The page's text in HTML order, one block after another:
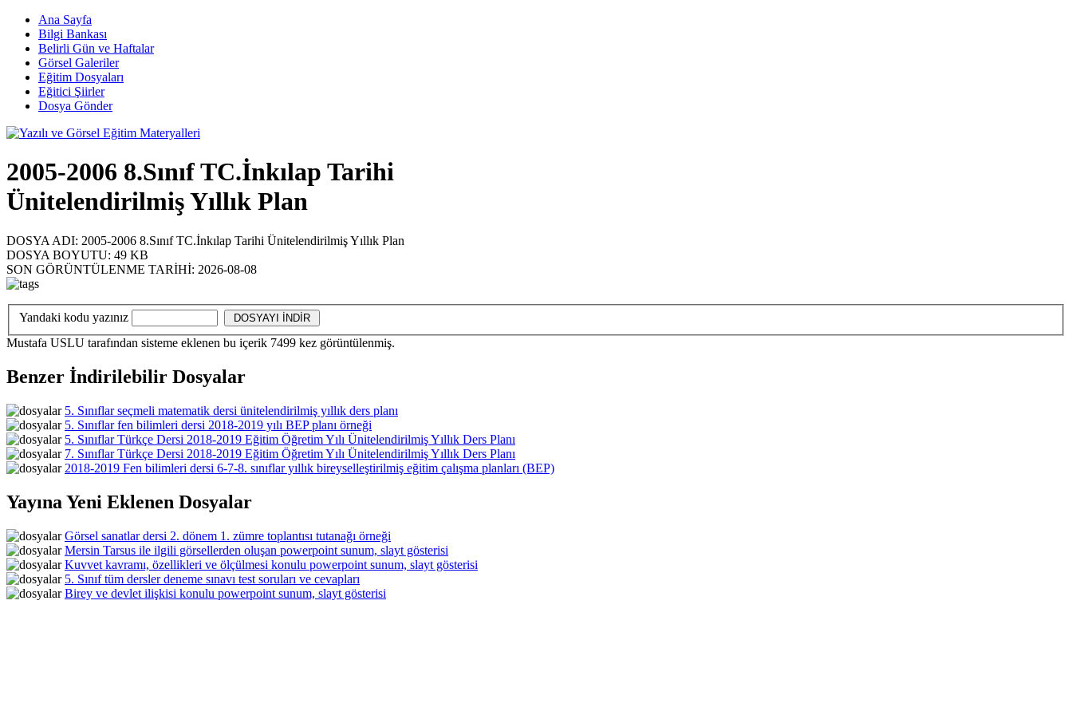
Ana Sayfa
Bilgi Bankası
Belirli Gün ve Haftalar
Görsel Galeriler
Eğitim Dosyaları
Eğitici Şiirler
Dosya Gönder
2005-2006 8.Sınıf TC.İnkılap Tarihi
Ünitelendirilmiş Yıllık Plan
DOSYA ADI: 2005-2006 8.Sınıf TC.İnkılap Tarihi Ünitelendirilmiş Yıllık Plan
DOSYA BOYUTU: 49 KB
SON GÖRÜNTÜLENME TARİHİ: 2026-08-08
Yandaki kodu yazınız
Mustafa USLU tarafından sisteme eklenen bu içerik 7499 kez görüntülenmiş.
Benzer İndirilebilir Dosyalar
5. Sınıflar seçmeli matematik dersi ünitelendirilmiş yıllık ders planı
5. Sınıflar fen bilimleri dersi 2018-2019 yılı BEP planı örneği
5. Sınıflar Türkçe Dersi 2018-2019 Eğitim Öğretim Yılı Ünitelendirilmiş Yıllık Ders Planı
7. Sınıflar Türkçe Dersi 2018-2019 Eğitim Öğretim Yılı Ünitelendirilmiş Yıllık Ders Planı
2018-2019 Fen bilimleri dersi 6-7-8. sınıflar yıllık bireyselleştirilmiş eğitim çalışma planları (BEP)
Yayına Yeni Eklenen Dosyalar
Görsel sanatlar dersi 2. dönem 1. zümre toplantısı tutanağı örneği
Mersin Tarsus ile ilgili görsellerden oluşan powerpoint sunum, slayt gösterisi
Kuvvet kavramı, özellikleri ve ölçülmesi konulu powerpoint sunum, slayt gösterisi
5. Sınıf tüm dersler deneme sınavı test soruları ve cevapları
Birey ve devlet ilişkisi konulu powerpoint sunum, slayt gösterisi